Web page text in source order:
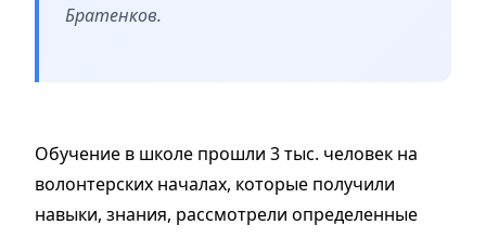
Братенков.
Обучение в школе прошли 3 тыс. человек на
волонтерских началах, которые получили
навыки, знания, рассмотрели определенные